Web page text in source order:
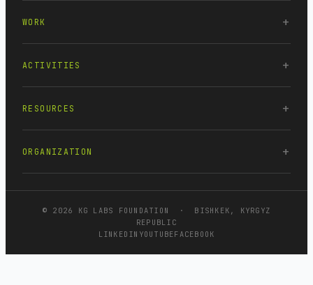
WORK
ACTIVITIES
RESOURCES
ORGANIZATION
© 2026 KG LABS FOUNDATION · BISHKEK, KYRGYZ
REPUBLIC
LINKEDIN YOUTUBEFACEBOOK